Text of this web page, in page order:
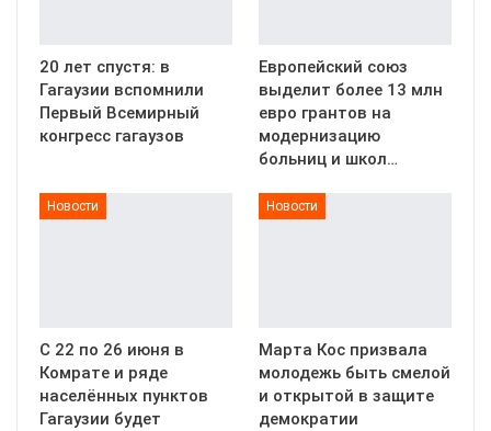
20 лет спустя: в
Гагаузии вспомнили
Первый Всемирный
конгресс гагаузов
Европейский союз
выделит более 13 млн
евро грантов на
модернизацию
больниц и школ…
Новости
С 22 по 26 июня в
Комрате и ряде
населённых пунктов
Гагаузии будет
Новости
Марта Кос призвала
молодежь быть смелой
и открытой в защите
демократии